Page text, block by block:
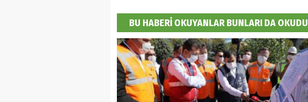
BU HABERİ OKUYANLAR BUNLARI DA OKUDU